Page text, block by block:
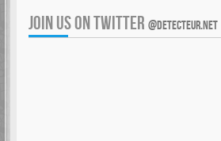
JOIN US ON TWITTER @DETECTEUR.NET